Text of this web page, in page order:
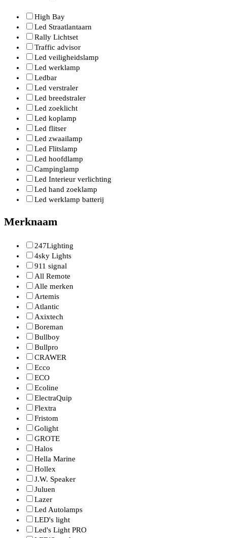
High Bay
Led Straatlantaarn
Rally Lichtset
Traffic advisor
Led veiligheidslamp
Led werklamp
Ledbar
Led verstraler
Led breedstraler
Led zoeklicht
Led koplamp
Led flitser
Led zwaailamp
Led Flitslamp
Led hoofdlamp
Campinglamp
Led Interieur verlichting
Led hand zoeklamp
Led werklamp batterij
Merknaam
247Lighting
4sky Lights
911 signal
All Remote
Alle merken
Artemis
Atlantic
Axixtech
Boreman
Bullboy
Bullpro
CRAWER
Ecco
ECO
Ecoline
ElectraQuip
Flextra
Fristom
Golight
GROTE
Halos
Hella Marine
Hollex
J.W. Speaker
Juluen
Lazer
Led Autolamps
LED's light
Led's Light PRO